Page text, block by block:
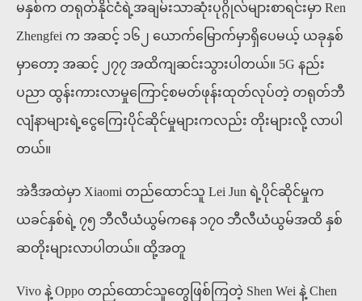
မနှစ်က တရုတ်နိုင်ငံရဲ့အချမ်းသာဆုံးပုဂ္ဂိုလ်များစာရင်းမှာ Ren
Zhengfei က အဆင့် ၁၆၂ ယောက်မြောက်မှာရှိပေမယ့် ယခုနှစ်
မှာတော့ အဆင့် ၂၇၇ အထိကျဆင်းသွားပါတယ်။ 5G နည်း
ပညာ ထွန်းကားလာမှုကြောင့်စမတ်ဖုန်းထုတ်လုပ်တဲ့ တရုတ်ဘီ
လျံနာများရဲ့ငွေကြေးပိုင်ဆိုင်မှုများကလည်း တိုးများလို့ လာပါ
တယ်။
အဲဒီအထဲမှာ Xiaomi တည်ထောင်သူ Lei Jun ရဲ့ပိုင်ဆိုင်မှုက
ယခင်နှစ်ရဲ့ ၇၅ ဘီလီယံယွမ်ကနေ ၁၇၀ ဘီလီယံယွမ်အထိ နှစ်
ဆတိုးများလာပါတယ်။ ထို့အတူ
Vivo နဲ့ Oppo တည်ထောင်သူတွေဖြစ်ကြတဲ့ Shen Wei နဲ့ Chen